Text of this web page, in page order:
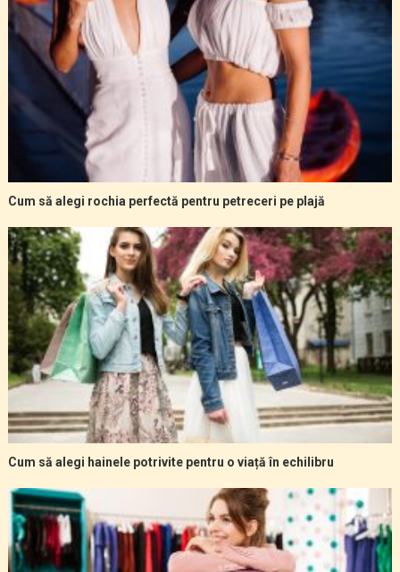
Cum să alegi rochia perfectă pentru petreceri pe plajă
Cum să alegi hainele potrivite pentru o viață în echilibru